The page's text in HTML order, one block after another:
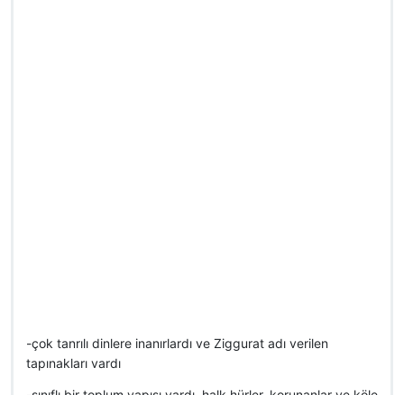
-çok tanrılı dinlere inanırlardı ve Ziggurat adı verilen
tapınakları vardı